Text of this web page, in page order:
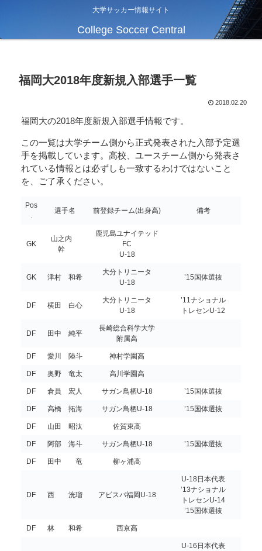
大学サッカー情報サイト
College Soccer Central
福岡大2018年度新規入部選手一覧
2018.02.20
福岡大の2018年度新規入部選手情報です。
この一覧は大学チーム側から正式発表された入部予定選
手を掲載しています。高校、ユースチーム側から発表さ
れている情報とは必ずしも一致するわけではないこと
を、ご了承ください。
Pos
.
選手名 前登録チーム(出身高) 備考
GK
山之内
幹
鹿児島ユナイテッド
FC
U-18
GK 津村 和希
大分トリニータ
U-18
’15国体選抜
DF 横田 白心
大分トリニータ
U-18
’11ナショナル
トレセンU-12
DF 田中 純平
長崎総合科学大学
附属高
DF 愛川 陸斗 神村学園高
DF 奥野 竜太 高川学園高
DF 倉員 宏人 サガン鳥栖U-18 ’15国体選抜
DF 高橋 拓海 サガン鳥栖U-18 ’15国体選抜
DF 山田 昭汰 佐賀東高
DF 阿部 海斗 サガン鳥栖U-18 ’15国体選抜
DF 田中 竜 柳ヶ浦高
DF 西 洸瑠 アビスパ福岡U-18
U-18日本代表
’13ナショナル
トレセンU-14
’15国体選抜
DF 林 和希 西京高
U-16日本代表